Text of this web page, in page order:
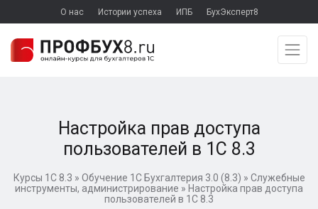
О нас Истории успеха ИПБ БухЭксперт8
Настройка прав доступа
пользователей в 1С 8.3
Курсы 1С 8.3 » Обучение 1С Бухгалтерия 3.0 (8.3) » Служебные
инструменты, администрирование » Настройка прав доступа
пользователей в 1С 8.3